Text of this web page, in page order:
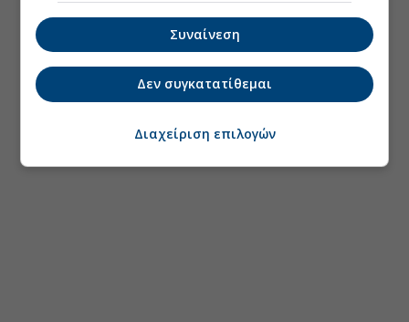
Συναίνεση
Δεν συγκατατίθεμαι
Διαχείριση επιλογών